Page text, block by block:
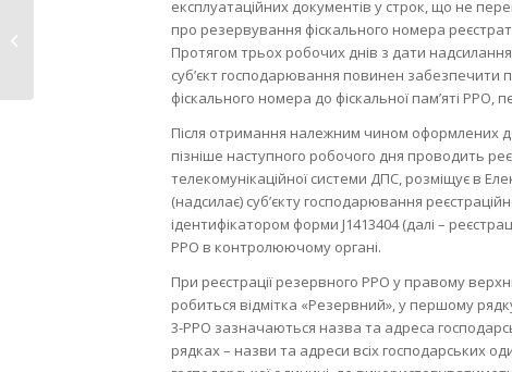
експлуатаційних документів у строк, що не
про резервування фіскального номера
Протягом трьох робочих днів з дати
суб’єкт господарювання повинен
фіскального номера до фіскальної пам’яті
Після отримання належним чином оформлених
пізніше наступного робочого дня проводить
телекомунікаційної системи ДПС, розміщує в
(надсилає) суб’єкту господарювання
ідентифікатором форми J1413404 (далі –
РРО в контролюючому органі.
При реєстрації резервного РРО у правому
робиться відмітка «Резервний», у першому
3-РРО зазначаються назва та адреса
рядках – назви та адреси всіх господарських